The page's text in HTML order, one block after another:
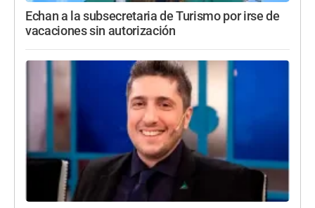
Echan a la subsecretaria de Turismo por irse de
vacaciones sin autorización